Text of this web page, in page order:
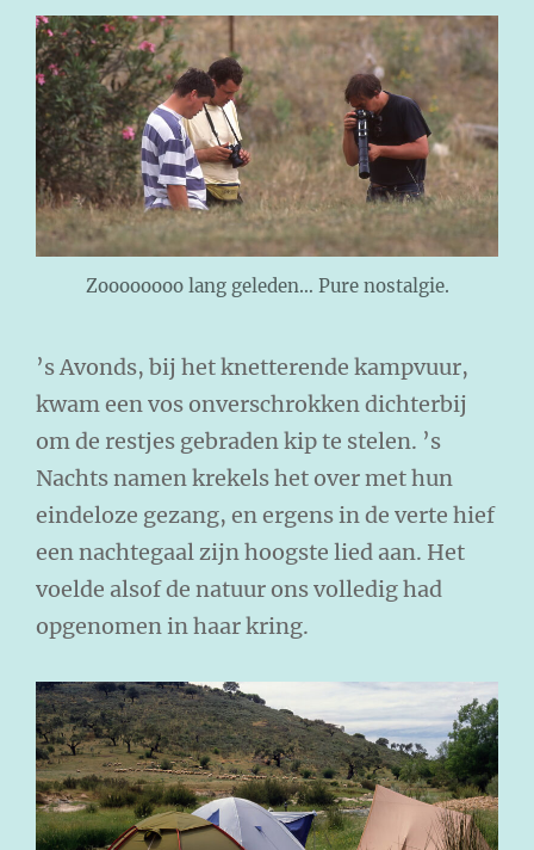
Zoooooooo lang geleden… Pure nostalgie.
’s Avonds, bij het knetterende kampvuur,
kwam een vos onverschrokken dichterbij
om de restjes gebraden kip te stelen. ’s
Nachts namen krekels het over met hun
eindeloze gezang, en ergens in de verte hief
een nachtegaal zijn hoogste lied aan. Het
voelde alsof de natuur ons volledig had
opgenomen in haar kring.